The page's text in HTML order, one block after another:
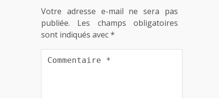
Votre adresse e-mail ne sera pas
publiée.
Les champs obligatoires
sont indiqués avec*